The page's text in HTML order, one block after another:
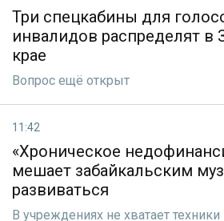
Три спецкабины для
инвалидов распределят в
крае
Вопрос ещё открыт
11:42
«Хроническое
мешает забайкальским
развиваться
В учреждениях не хватает техники